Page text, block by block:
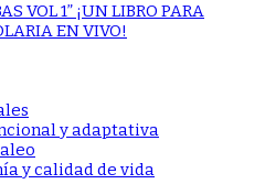
VOL 1” ¡UN LIBRO PARA
EN VIVO!
y adaptativa
y calidad de vida